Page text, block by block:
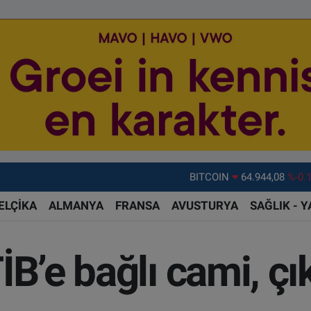
DOLAR 47,7436
EURO
55,2510
%0.03
13.779
ALMANYA FRANSA AVUSTURYA SAĞLIK -
bağlı cami,